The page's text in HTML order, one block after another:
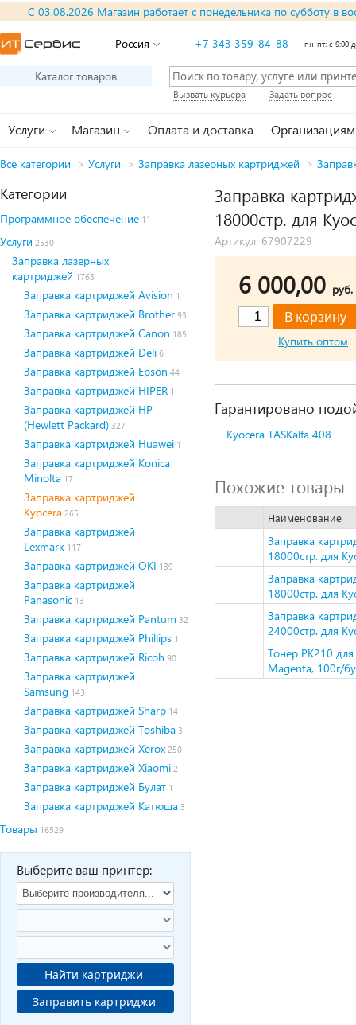
С 03.08.2026 Магазин работает с понедельника по субботу в
Россия +7 343 359-84-88 пн-пт: с 9:00
Каталог товаров
Вызвать курьера Задать вопрос
Услуги Магазин Оплата и доставка Организациям
Все категории > Услуги > Заправка лазерных картриджей >
Категории
Программное обеспечение 11
Услуги 2530
Заправка лазерных
картриджей 1763
Заправка картриджей Avision 1
Заправка картриджей Brother 93
Заправка картриджей Canon 185
Заправка картриджей Deli 6
Заправка картриджей Epson 44
Заправка картриджей HIPER 1
Заправка картриджей HP
(Hewlett Packard) 327
Заправка картриджей Huawei 1
Заправка картриджей Konica
Minolta 17
Заправка картриджей
Kyocera 265
Заправка картриджей
Lexmark 117
Заправка картриджей OKI 139
Заправка картриджей
Panasonic 13
Заправка картриджей Pantum 32
Заправка картриджей Phillips 1
Заправка картриджей Ricoh 90
Заправка картриджей
Samsung 143
Заправка картриджей Sharp 14
Заправка картриджей Toshiba 3
Заправка картриджей Xerox 250
Заправка картриджей Xiaomi 2
Заправка картриджей Булат 1
Заправка картриджей Катюша 3
Товары 16529
Выберите ваш принтер:
Найти картриджи
Заправить картриджи
Заправка
18000стр. для
Артикул: 67907229
6 000,00 руб.
Купить оптом
Гарантировано
Kyocera TASKalfa 408
Похожие товары
Наименование
Заправка
18000стр. для
Заправка
18000стр. для
Заправка
24000стр. для
Тонер PK210
Magenta, 100г/